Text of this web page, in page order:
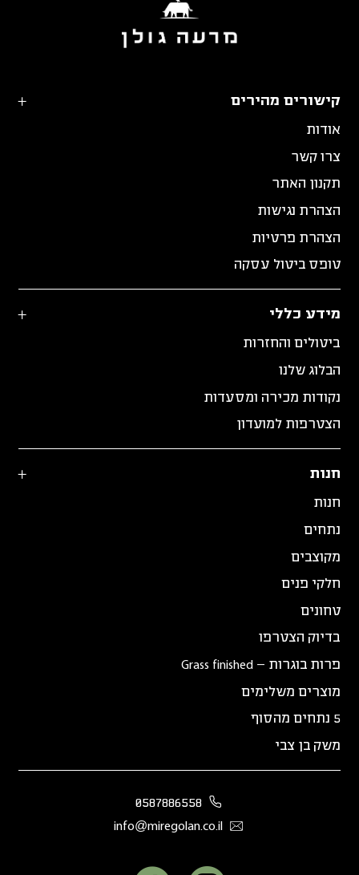
קישורים מהירים
אודות
צרו קשר
תקנון האתר
הצהרת נגישות
הצהרת פרטיות
טופס ביטול עסקה
מידע כללי
ביטולים והחזרות
הבלוג שלנו
נקודות מכירה ומסעדות
הצטרפות למועדון
חנות
חנות
נתחים
מקוצבים
חלקי פנים
טחונים
בדיוק הצטרפו
פרות בוגרות – Grass finished
מוצרים משלימים
5 נתחים מהסוף
משק בן צבי
0587886558
info@miregolan.co.il